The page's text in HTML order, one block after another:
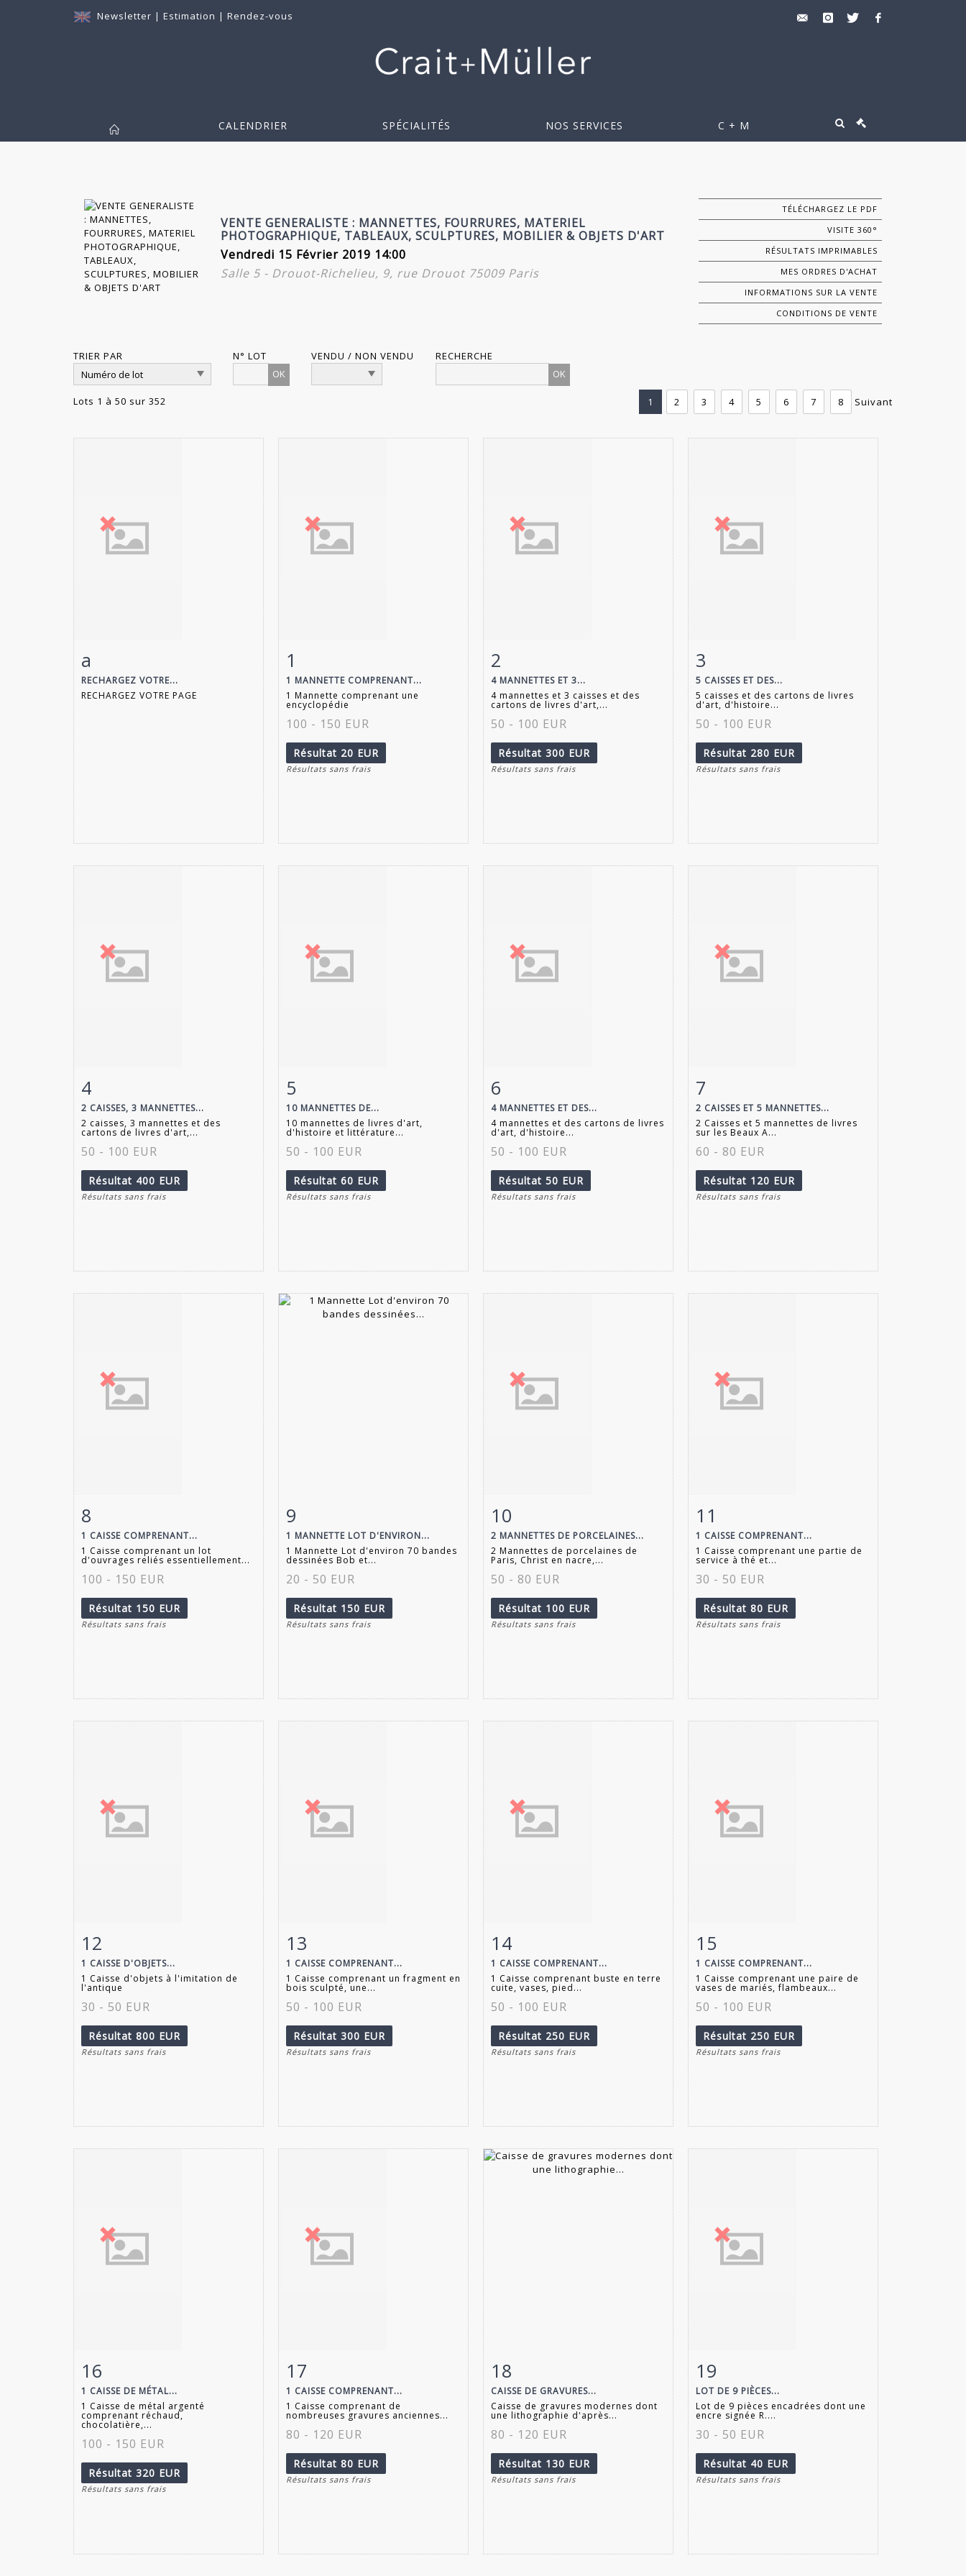
Newsletter | Estimation | Rendez-vous
CALENDRIER SPÉCIALITÉS NOS SERVICES C + M
VENTE GENERALISTE : MANNETTES, FOURRURES, MATERIEL
PHOTOGRAPHIQUE, TABLEAUX, SCULPTURES, MOBILIER & OBJETS D'ART
Vendredi 15 Février 2019 14:00
Salle 5 - Drouot-Richelieu, 9, rue Drouot 75009 Paris
TÉLÉCHARGEZ LE PDF
VISITE 360°
RÉSULTATS IMPRIMABLES
MES ORDRES D'ACHAT
INFORMATIONS SUR LA VENTE
CONDITIONS DE VENTE
TRIER PAR
N° LOT
OK
VENDU / NON VENDU RECHERCHE
Lots 1 à 50 sur 352 1 2 3 4 5 6 7 8 Suivant
Fiche détaillée
a
RECHARGEZ VOTRE...
RECHARGEZ VOTRE PAGE
1
1 MANNETTE COMPRENANT...
1 Mannette comprenant une
encyclopédie
100 - 150 EUR
Résultat 20 EUR
Résultats sans frais
Fiche détaillée
2
4 MANNETTES ET 3...
4 mannettes et 3 caisses et des
cartons de livres d'art,...
50 - 100 EUR
Résultat 300 EUR
Résultats sans frais
Fiche détaillée
3
5 CAISSES ET DES...
5 caisses et des cartons de livres
d'art, d'histoire...
50 - 100 EUR
Résultat 280 EUR
Résultats sans frais
Fiche détaillée
4
2 CAISSES, 3 MANNETTES...
2 caisses, 3 mannettes et des
cartons de livres d'art,...
50 - 100 EUR
Résultat 400 EUR
Résultats sans frais
Fiche détaillée
5
10 MANNETTES DE...
10 mannettes de livres d'art,
d'histoire et littérature...
50 - 100 EUR
Résultat 60 EUR
Résultats sans frais
Fiche détaillée
6
4 MANNETTES ET DES...
4 mannettes et des cartons de livres
d'art, d'histoire...
50 - 100 EUR
Résultat 50 EUR
Résultats sans frais
Fiche détaillée
7
2 CAISSES ET 5 MANNETTES...
2 Caisses et 5 mannettes de livres
sur les Beaux A...
60 - 80 EUR
Résultat 120 EUR
Résultats sans frais
Fiche détaillée
8
1 CAISSE COMPRENANT...
1 Caisse comprenant un lot
d'ouvrages reliés essentiellement...
100 - 150 EUR
Résultat 150 EUR
Résultats sans frais
Fiche détaillée
9
1 MANNETTE LOT D'ENVIRON...
1 Mannette Lot d'environ 70 bandes
dessinées Bob et...
20 - 50 EUR
Résultat 150 EUR
Résultats sans frais
Fiche détaillée
10
2 MANNETTES DE PORCELAINES...
2 Mannettes de porcelaines de
Paris, Christ en nacre,...
50 - 80 EUR
Résultat 100 EUR
Résultats sans frais
Fiche détaillée
11
1 CAISSE COMPRENANT...
1 Caisse comprenant une partie de
service à thé et...
30 - 50 EUR
Résultat 80 EUR
Résultats sans frais
Fiche détaillée
12
1 CAISSE D'OBJETS...
1 Caisse d'objets à l'imitation de
l'antique
30 - 50 EUR
Résultat 800 EUR
Résultats sans frais
Fiche détaillée
13
1 CAISSE COMPRENANT...
1 Caisse comprenant un fragment en
bois sculpté, une...
50 - 100 EUR
Résultat 300 EUR
Résultats sans frais
Fiche détaillée
14
1 CAISSE COMPRENANT...
1 Caisse comprenant buste en terre
cuite, vases, pied...
50 - 100 EUR
Résultat 250 EUR
Résultats sans frais
Fiche détaillée
15
1 CAISSE COMPRENANT...
1 Caisse comprenant une paire de
vases de mariés, flambeaux...
50 - 100 EUR
Résultat 250 EUR
Résultats sans frais
Fiche détaillée
16
1 CAISSE DE MÉTAL...
1 Caisse de métal argenté
comprenant réchaud,
chocolatière,...
100 - 150 EUR
Résultat 320 EUR
Résultats sans frais
Fiche détaillée
17
1 CAISSE COMPRENANT...
1 Caisse comprenant de
nombreuses gravures anciennes...
80 - 120 EUR
Résultat 80 EUR
Résultats sans frais
Fiche détaillée
18
CAISSE DE GRAVURES...
Caisse de gravures modernes dont
une lithographie d'après...
80 - 120 EUR
Résultat 130 EUR
Résultats sans frais
Fiche détaillée
19
LOT DE 9 PIÈCES...
Lot de 9 pièces encadrées dont une
encre signée R....
30 - 50 EUR
Résultat 40 EUR
Résultats sans frais